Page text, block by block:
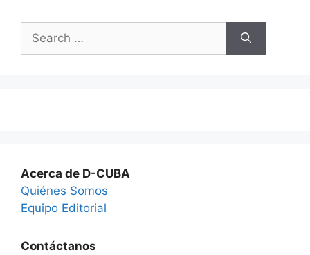
for:
Acerca de D-CUBA
Quiénes Somos
Equipo Editorial
Contáctanos